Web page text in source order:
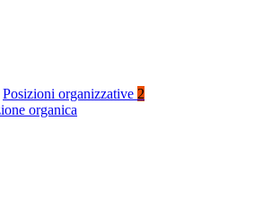
Posizioni organizzative 2
organica